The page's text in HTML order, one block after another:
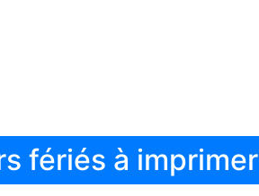
fériés à imprimer